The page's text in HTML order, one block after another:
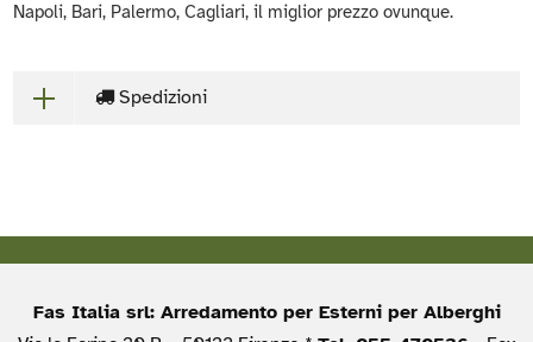
Napoli, Bari, Palermo, Cagliari, il miglior prezzo ovunque.
Spedizioni
Fas Italia srl: Arredamento per Esterni per Alberghi